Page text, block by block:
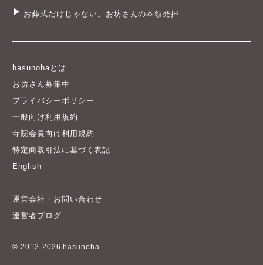
お葬式だけじゃない。お坊さんの本領発揮
hasunohaとは
お坊さん募集中
プライバシーポリシー
一般向け利用規約
寺院会員向け利用規約
特定商取引法に基づく表記
English
運営会社・お問い合わせ
運営者ブログ
© 2012-2026 hasunoha